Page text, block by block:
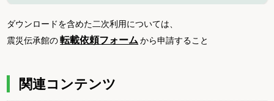
ダウンロードを含めた二次利用については、
震災伝承館の 転載依頼フォーム から申請すること
関連コンテンツ